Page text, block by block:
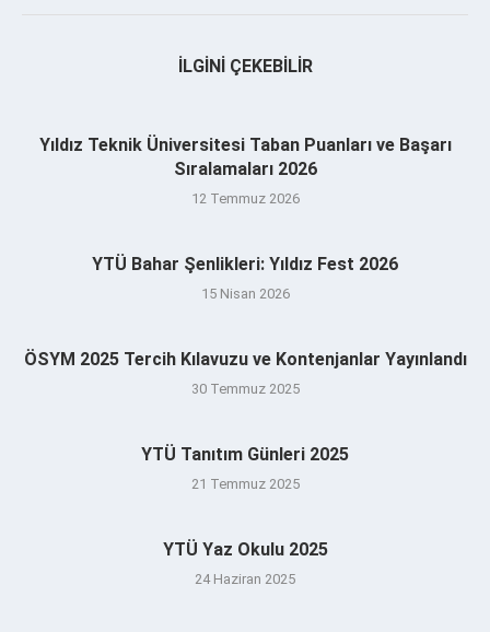
İLGINI ÇEKEBILIR
Yıldız Teknik Üniversitesi Taban Puanları ve Başarı
Sıralamaları 2026
12 Temmuz 2026
YTÜ Bahar Şenlikleri: Yıldız Fest 2026
15 Nisan 2026
ÖSYM 2025 Tercih Kılavuzu ve Kontenjanlar Yayınlandı
30 Temmuz 2025
YTÜ Tanıtım Günleri 2025
21 Temmuz 2025
YTÜ Yaz Okulu 2025
24 Haziran 2025